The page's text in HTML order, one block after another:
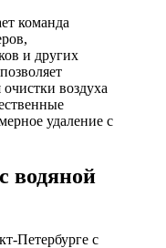
команда
и других
воздуха
удаление с
водяной
Петербурге с